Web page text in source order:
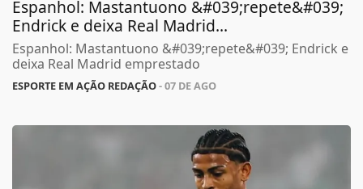
Espanhol: Mastantuono &#039;repete&#039;
Endrick e deixa Real Madrid...
Espanhol: Mastantuono &#039;repete&#039; Endrick e
deixa Real Madrid emprestado
ESPORTE EM AÇÃO REDAÇÃO- 07 DE AGO